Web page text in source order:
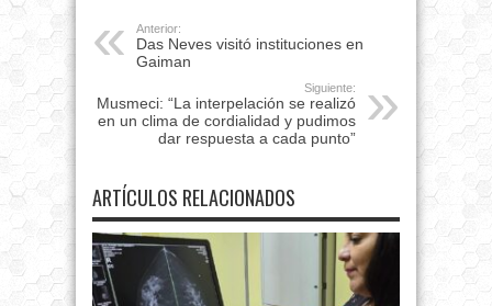
Anterior:
Das Neves visitó instituciones en
Gaiman
Siguiente:
Musmeci: “La interpelación se realizó
en un clima de cordialidad y pudimos
dar respuesta a cada punto”
ARTÍCULOS RELACIONADOS